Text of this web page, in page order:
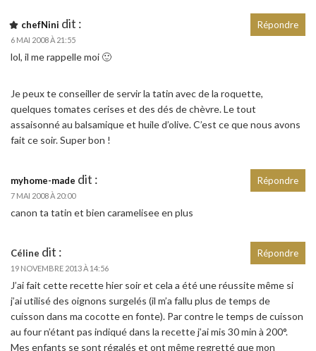
chefNini dit :
6 MAI 2008 À 21:55
lol, il me rappelle moi 🙂
Je peux te conseiller de servir la tatin avec de la roquette,
quelques tomates cerises et des dés de chèvre. Le tout
assaisonné au balsamique et huile d’olive. C’est ce que nous avons
fait ce soir. Super bon !
Répondre
myhome-made dit :
7 MAI 2008 À 20:00
canon ta tatin et bien caramelisee en plus
Répondre
Céline dit :
19 NOVEMBRE 2013 À 14:56
J’ai fait cette recette hier soir et cela a été une réussite même si
j’ai utilisé des oignons surgelés (il m’a fallu plus de temps de
cuisson dans ma cocotte en fonte). Par contre le temps de cuisson
au four n’étant pas indiqué dans la recette j’ai mis 30 min à 200°.
Mes enfants se sont régalés et ont même regretté que mon
Répondre